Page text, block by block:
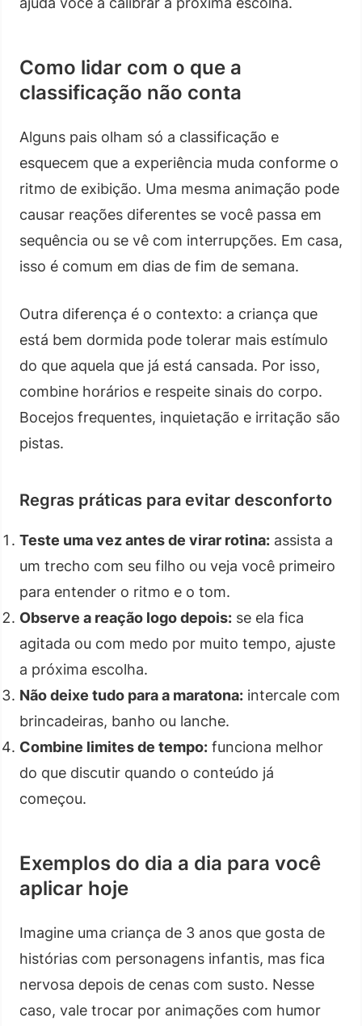
Como lidar com o que a
classificação não conta
Alguns pais olham só a classificação e
esquecem que a experiência muda conforme o
ritmo de exibição. Uma mesma animação pode
causar reações diferentes se você passa em
sequência ou se vê com interrupções. Em casa,
isso é comum em dias de fim de semana.
Outra diferença é o contexto: a criança que
está bem dormida pode tolerar mais estímulo
do que aquela que já está cansada. Por isso,
combine horários e respeite sinais do corpo.
Bocejos frequentes, inquietação e irritação são
pistas.
Regras práticas para evitar desconforto
Teste uma vez antes de virar rotina: assista a
um trecho com seu filho ou veja você primeiro
para entender o ritmo e o tom.
Observe a reação logo depois: se ela fica
agitada ou com medo por muito tempo, ajuste
a próxima escolha.
Não deixe tudo para a maratona: intercale com
brincadeiras, banho ou lanche.
Combine limites de tempo: funciona melhor
do que discutir quando o conteúdo já
começou.
Exemplos do dia a dia para você
aplicar hoje
Imagine uma criança de 3 anos que gosta de
histórias com personagens infantis, mas fica
nervosa depois de cenas com susto. Nesse
caso, vale trocar por animações com humor